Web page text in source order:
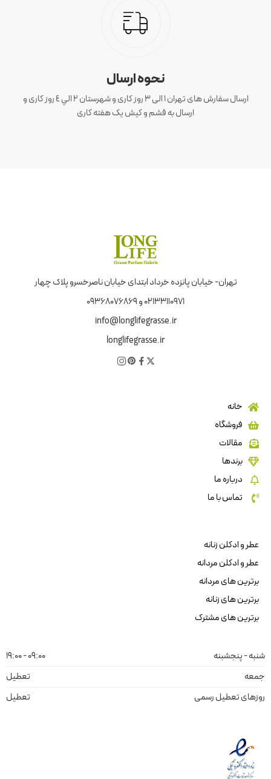
نحوه ارسال
ارسال سفارش های تهران 1 الی 3 روز کاری و شهرستان ٢ الي ٤ روز کاری و
ارسال به قشم و کیش یک هفته کاری
تهران- خیابان پانزده خرداد ابتدای خیابان ناصرخسرو پلاک چهار
02133110971 و 09368076869
info@longlifegrasse.ir
longlifegrasse.ir
خانه
فروشگاه
مقالات
برندها
درباره ما
تماس با ما
عطر و ادکلن زنانه
عطر و ادکلن مردانه
برترین های مردانه
برترین های زنانه
برترین های مشترک
شنبه - پنجشبنه
09:00 - 19:00
جمعه
تعطیل
روزهای تعطیل رسمی
تعطیل